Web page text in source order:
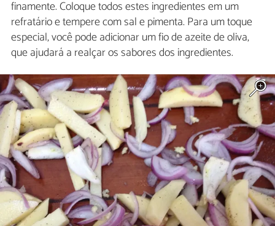
finamente. Coloque todos estes ingredientes em um
refratário e tempere com sal e pimenta. Para um toque
especial, você pode adicionar um fio de azeite de oliva,
que ajudará a realçar os sabores dos ingredientes.